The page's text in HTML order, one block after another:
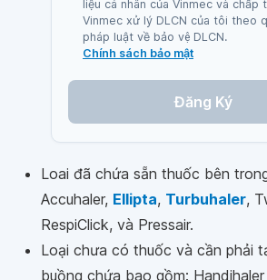
liệu cá nhân của Vinmec và chấp
Vinmec xử lý DLCN của tôi theo
pháp luật về bảo vệ DLCN.
Chính sách bảo mật
Đăng Ký
Loai đã chứa sẵn thuốc bên
Accuhaler, Ellipta, Turbuhaler,
RespiClick, và Pressair.
Loại chưa có thuốc và cần phải
buồng chứa bao gồm: